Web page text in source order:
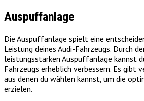
Auspuffanlage
Die Auspuffanlage spielt eine
Leistung deines Audi-Fahrzeugs. Durch
leistungsstarken Auspuffanlage kannst
Fahrzeugs erheblich verbessern. Es gibt
aus denen du wählen kannst, um die
erzielen.